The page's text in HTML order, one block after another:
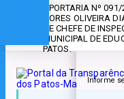
» PORTARIA Nº
DORES OLIVEIRA
DE CHEFE DE
MUNICIPAL DE
PATOS.
Esqueceu a
Informe